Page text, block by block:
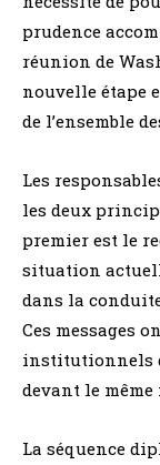
prudence
réunion de
nouvelle étape
de l’ensemble
Les
les deux
premier est le
situation
dans la
Ces messages
institutionnels
devant le
La séquence